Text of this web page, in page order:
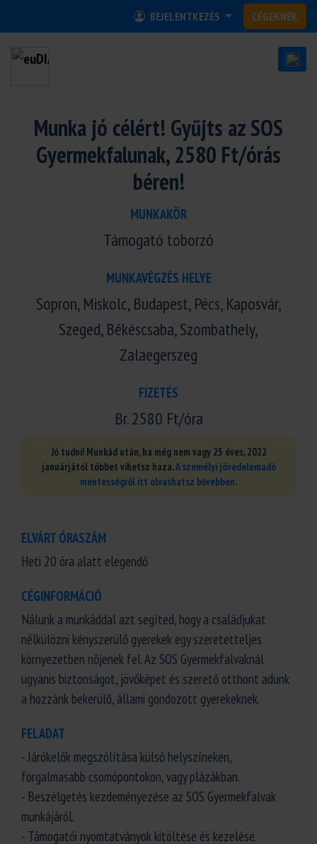
BEJELENTKEZÉS CÉGEKNEK
Munka jó célért! Gyűjts az SOS
Gyermekfalunak, 2580 Ft/órás
béren!
MUNKAKÖR
Támogató toborzó
MUNKAVÉGZÉS HELYE
Sopron, Miskolc, Budapest, Pécs, Kaposvár,
Szeged, Békéscsaba, Szombathely,
Zalaegerszeg
FIZETÉS
Br. 2580 Ft/óra
Jó tudni! Munkád után, ha még nem vagy 25 éves, 2022
januárjától többet vihetsz haza.A személyi jövedelemadó
mentességről itt olvashatsz bővebben.
ELVÁRT ÓRASZÁM
Heti 20 óra alatt elegendő
CÉGINFORMÁCIÓ
Nálunk a munkáddal azt segíted, hogy a családjukat
nélkülözni kényszerülő gyerekek egy szeretetteljes
környezetben nőjenek fel. Az SOS Gyermekfalvaknál
ugyanis biztonságot, jövőképet és szerető otthont adunk
a hozzánk bekerülő, állami gondozott gyerekeknek.
FELADAT
- Járókelők megszólítása külső helyszíneken,
forgalmasabb csomópontokon, vagy plázákban.
- Beszélgetés kezdeményezése az SOS Gyermekfalvak
munkájáról.
- Támogatói nyomtatványok kitöltése és kezelése.